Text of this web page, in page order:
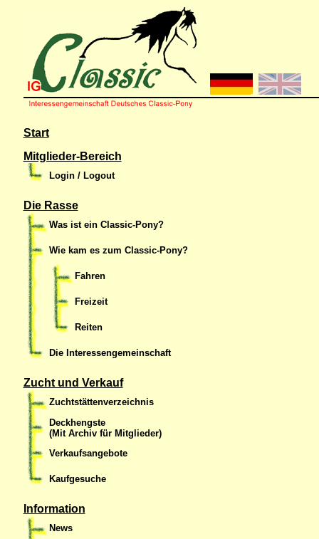
Start
Mitglieder-Bereich
Login / Logout
Die Rasse
Was ist ein Classic-Pony?
Wie kam es zum Classic-Pony?
Fahren
Freizeit
Reiten
Die Interessengemeinschaft
Zucht und Verkauf
Zuchtstättenverzeichnis
Deckhengste
(Mit Archiv für Mitglieder)
Verkaufsangebote
Kaufgesuche
Information
News